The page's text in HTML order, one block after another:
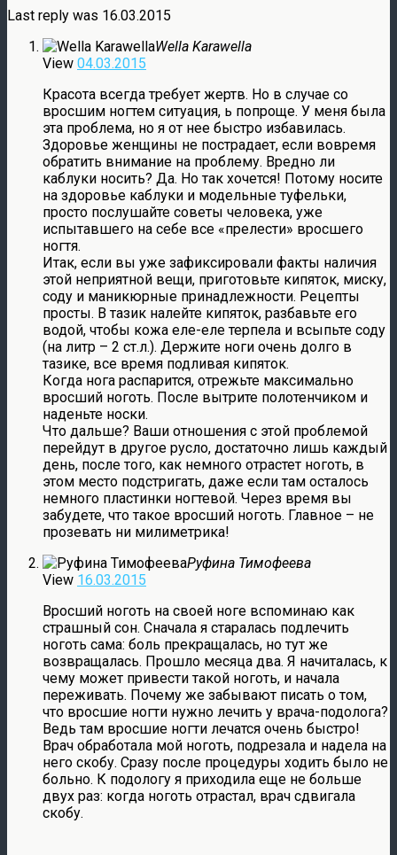
Last reply was 16.03.2015
Wella Karawella
View 04.03.2015
Красота всегда требует жертв. Но в случае со
вросшим ногтем ситуация, ь попроще. У меня была
эта проблема, но я от нее быстро избавилась.
Здоровье женщины не пострадает, если вовремя
обратить внимание на проблему. Вредно ли
каблуки носить? Да. Но так хочется! Потому носите
на здоровье каблуки и модельные туфельки,
просто послушайте советы человека, уже
испытавшего на себе все «прелести» вросшего
ногтя.
Итак, если вы уже зафиксировали факты наличия
этой неприятной вещи, приготовьте кипяток, миску,
соду и маникюрные принадлежности. Рецепты
просты. В тазик налейте кипяток, разбавьте его
водой, чтобы кожа еле-еле терпела и всыпьте соду
(на литр – 2 ст.л.). Держите ноги очень долго в
тазике, все время подливая кипяток.
Когда нога распарится, отрежьте максимально
вросший ноготь. После вытрите полотенчиком и
наденьте носки.
Что дальше? Ваши отношения с этой проблемой
перейдут в другое русло, достаточно лишь каждый
день, после того, как немного отрастет ноготь, в
этом место подстригать, даже если там осталось
немного пластинки ногтевой. Через время вы
забудете, что такое вросший ноготь. Главное – не
прозевать ни милиметрика!
Руфина Тимофеева
View 16.03.2015
Вросший ноготь на своей ноге вспоминаю как
страшный сон. Сначала я старалась подлечить
ноготь сама: боль прекращалась, но тут же
возвращалась. Прошло месяца два. Я начиталась, к
чему может привести такой ноготь, и начала
переживать. Почему же забывают писать о том,
что вросшие ногти нужно лечить у врача-подолога?
Ведь там вросшие ногти лечатся очень быстро!
Врач обработала мой ноготь, подрезала и надела на
него скобу. Сразу после процедуры ходить было не
больно. К подологу я приходила еще не больше
двух раз: когда ноготь отрастал, врач сдвигала
скобу.